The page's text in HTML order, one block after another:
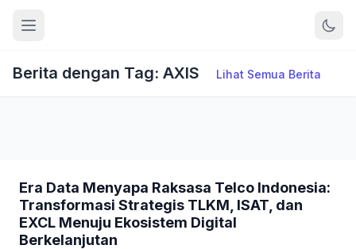
Berita dengan Tag: AXIS Lihat Semua Berita
Era Data Menyapa Raksasa Telco Indonesia:
Transformasi Strategis TLKM, ISAT, dan
EXCL Menuju Ekosistem Digital
Berkelanjutan